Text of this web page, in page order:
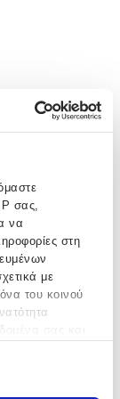
σας,
να
στη
με
του κοινού